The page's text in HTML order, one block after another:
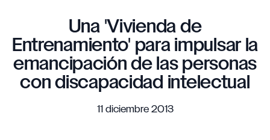
Una 'Vivienda de
Entrenamiento' para impulsar la
emancipación de las personas
con discapacidad intelectual
11 diciembre 2013